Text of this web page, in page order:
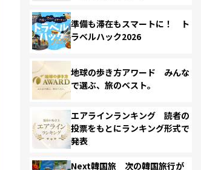
準備も滞在もスマートに！ ト
ラベルハック2026
地球の歩き方アワード みんな
で選ぶ、旅のベスト。
エアラインランキング 読者の
投票をもとにランキング形式で
発表
Next韓国旅 次の韓国旅行が